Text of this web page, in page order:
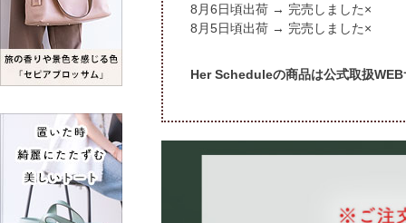
頃出荷 → 完売しました×
頃出荷 → 完売しました×
Her Scheduleの商品は公式取扱